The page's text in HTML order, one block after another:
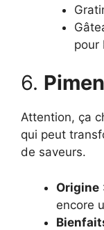
pour
6.
Attention, ça
qui peut
de saveurs.
Origine
encore